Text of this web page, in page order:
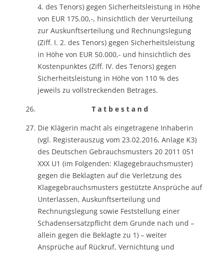
4. des Tenors) gegen Sicherheitsleistung in Höhe
von EUR 175.00,-, hinsichtlich der Verurteilung
zur Auskunftserteilung und Rechnungslegung
(Ziff. I. 2. des Tenors) gegen Sicherheitsleistung
in Höhe von EUR 50.000,- und hinsichtlich des
Kostenpunktes (Ziff. IV. des Tenors) gegen
Sicherheitsleistung in Höhe von 110 % des
jeweils zu vollstreckenden Betrages.
T a t b e s t a n d
Die Klägerin macht als eingetragene Inhaberin
(vgl. Registerauszug vom 23.02.2016, Anlage K3)
des Deutschen Gebrauchsmusters 20 2011 051
XXX U1 (im Folgenden: Klagegebrauchsmuster)
gegen die Beklagten auf die Verletzung des
Klagegebrauchsmusters gestützte Ansprüche auf
Unterlassen, Auskunftserteilung und
Rechnungslegung sowie Feststellung einer
Schadensersatzpflicht dem Grunde nach und –
allein gegen die Beklagte zu 1) – weiter
Ansprüche auf Rückruf, Vernichtung und